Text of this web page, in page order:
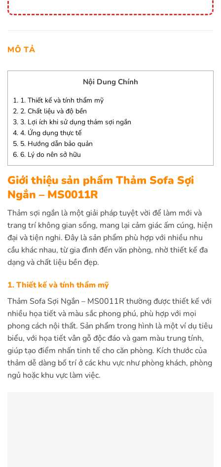
MÔ TẢ
Nội Dung Chính
1. 1. Thiết kế và tính thẩm mỹ
2. 2. Chất liệu và độ bền
3. 3. Lợi ích khi sử dụng thảm sợi ngắn
4. 4. Ứng dụng thực tế
5. 5. Hướng dẫn bảo quản
6. 6. Lý do nên sở hữu
Giới thiệu sản phẩm Thảm Sofa Sợi
Ngắn – MS0011R
Thảm sợi ngắn là một giải pháp tuyệt vời để làm mới và
trang trí không gian sống, mang lại cảm giác ấm cúng, hiện
đại và tiện nghi. Đây là sản phẩm phù hợp với nhiều nhu
cầu khác nhau, từ gia đình đến văn phòng, nhờ thiết kế đa
dạng và chất liệu bền đẹp.
1. Thiết kế và tính thẩm mỹ
Thảm Sofa Sợi Ngắn – MS0011R thường được thiết kế với
nhiều họa tiết và màu sắc phong phú, phù hợp với mọi
phong cách nội thất. Sản phẩm trong hình là một ví dụ tiêu
biểu, với họa tiết vân gỗ độc đáo và gam màu trung tính,
giúp tạo điểm nhấn tinh tế cho căn phòng. Kích thước của
thảm dễ dàng bố trí ở các khu vực như phòng khách, phòng
ngủ hoặc khu vực làm việc.